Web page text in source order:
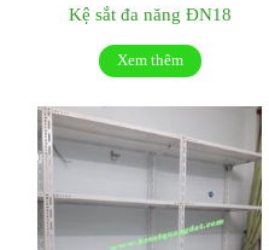
Kệ sắt đa năng ĐN18
Xem thêm